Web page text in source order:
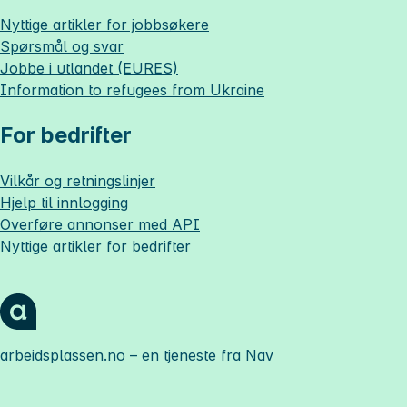
Nyttige artikler for jobbsøkere
Spørsmål og svar
Jobbe i utlandet (EURES)
Information to refugees from Ukraine
For bedrifter
Vilkår og retningslinjer
Hjelp til innlogging
Overføre annonser med API
Nyttige artikler for bedrifter
arbeidsplassen.no – en tjeneste fra Nav